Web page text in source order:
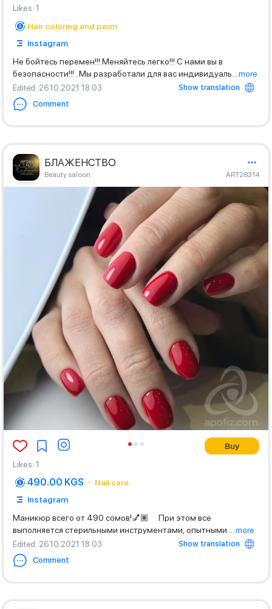
Likes: 1
Hair coloring and perm
Instagram
Не бойтесь перемен!!! Меняйтесь легко!!! С нами вы в
безопасности!!! . Мы разработали для вас индивидуаль
more
Edited: 26.10.2021 18:03
Show translation
Comment
БЛАЖЕНСТВО
Beauty saloon ART28314
Buy
Likes: 1
490.00 KGS
Nail care
Instagram
Маникюр всего от 490 сомов!💅🏽 ⠀ При этом все
выполняется стерильными инструментами, опытными
more
Edited: 26.10.2021 18:03
Show translation
Comment